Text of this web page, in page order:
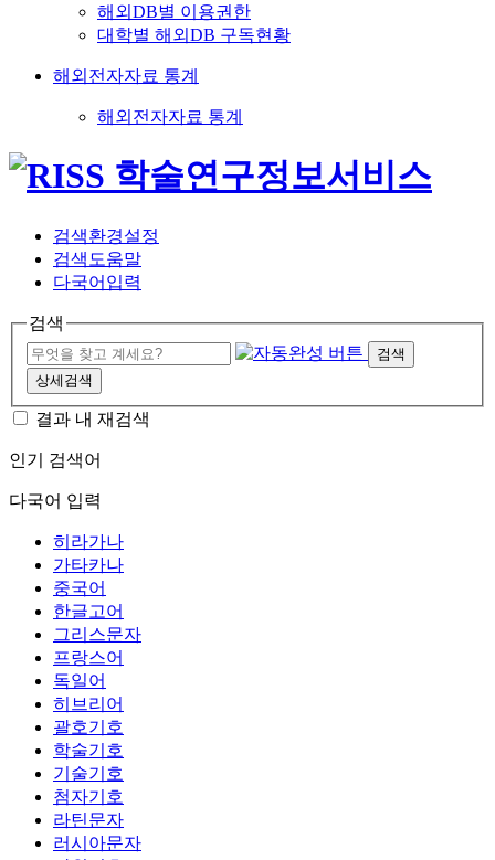
해외DB별 이용권한
대학별 해외DB 구독현황
해외전자자료 통계
해외전자자료 통계
검색환경설정
검색도움말
다국어입력
검색
검색
상세검색
결과 내 재검색
인기 검색어
다국어 입력
히라가나
가타카나
중국어
한글고어
그리스문자
프랑스어
독일어
히브리어
괄호기호
학술기호
기술기호
첨자기호
라틴문자
러시아문자